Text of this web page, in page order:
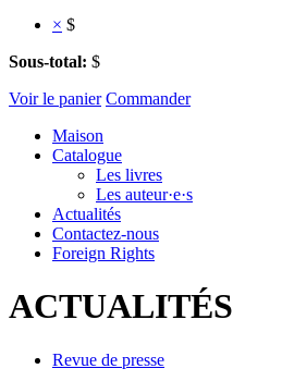
× $
Sous-total: $
Voir le panier Commander
Maison
Catalogue
Les livres
Les auteur·e·s
Actualités
Contactez-nous
Foreign Rights
ACTUALITÉS
Revue de presse